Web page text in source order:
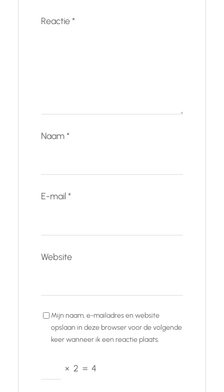
Reactie*
Naam*
E-mail*
Website
Mijn naam, e-mailadres en website
opslaan in deze browser voor de volgende
keer wanneer ik een reactie plaats.
× 2 = 4